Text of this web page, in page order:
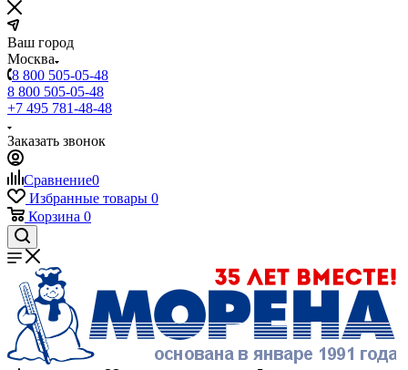
Ваш город
Москва
8 800 505-05-48
8 800 505-05-48
+7 495 781-48-48
Заказать звонок
Сравнение0
Избранные товары 0
Корзина 0